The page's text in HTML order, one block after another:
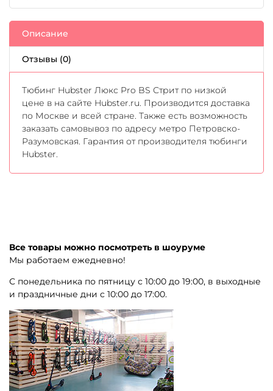
Описание
Отзывы (0)
Тюбинг Hubster Люкс Pro BS Стрит по низкой
цене в на сайте Hubster.ru. Производится доставка
по Москве и всей стране. Также есть возможность
заказать самовывоз по адресу метро Петровско-
Разумовская. Гарантия от производителя тюбинги
Hubster.
Все товары можно посмотреть в шоуруме
Мы работаем ежедневно!
С понедельника по пятницу с 10:00 до 19:00, в выходные
и праздничные дни с 10:00 до 17:00.